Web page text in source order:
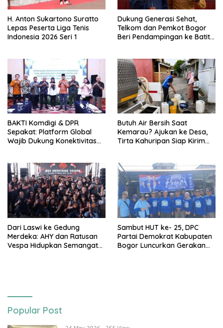
H. Anton Sukartono Suratto
Lepas Peserta Liga Tenis
Indonesia 2026 Seri 1
Dukung Generasi Sehat,
Telkom dan Pemkot Bogor
Beri Pendampingan ke Batita
BAKTI Komdigi & DPR
Sepakat: Platform Global
Wajib Dukung Konektivitas
Butuh Air Bersih Saat
Kemarau? Ajukan ke Desa,
Tirta Kahuripan Siap Kirim
Dari Laswi ke Gedung
Merdeka: AHY dan Ratusan
Vespa Hidupkan Semangat
Sambut HUT ke- 25, DPC
Partai Demokrat Kabupaten
Bogor Luncurkan Gerakan
Popular Post